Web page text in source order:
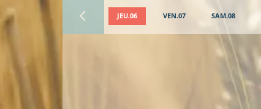
JEU.06 VEN.07 SAM.08